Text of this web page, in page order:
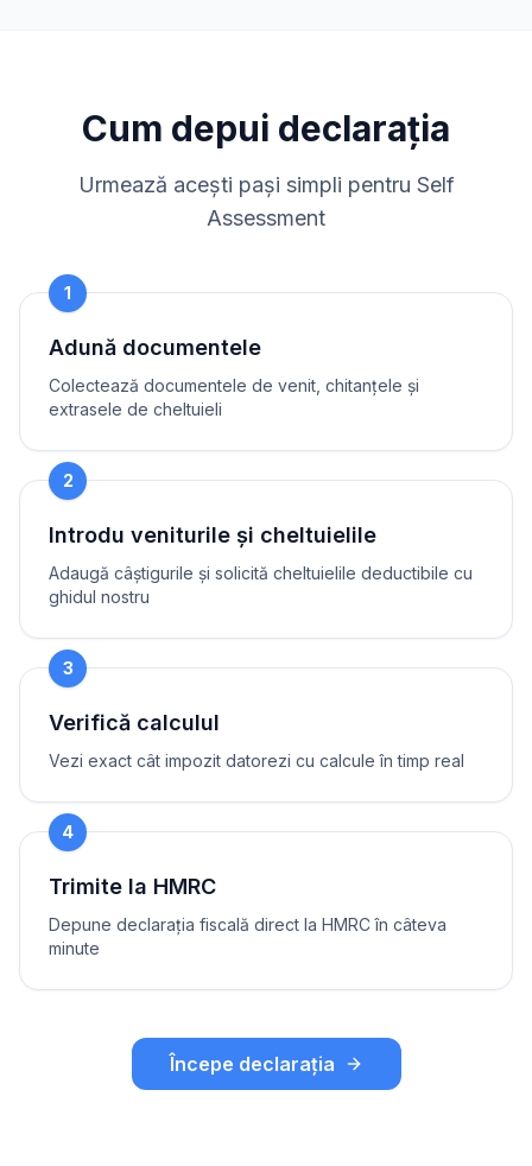
Cum depui declarația
Urmează acești pași simpli pentru Self
Assessment
1
Adună documentele
Colectează documentele de venit, chitanțele și
extrasele de cheltuieli
2
Introdu veniturile și cheltuielile
Adaugă câștigurile și solicită cheltuielile deductibile cu
ghidul nostru
3
Verifică calculul
Vezi exact cât impozit datorezi cu calcule în timp real
4
Trimite la HMRC
Depune declarația fiscală direct la HMRC în câteva
minute
Începe declarația